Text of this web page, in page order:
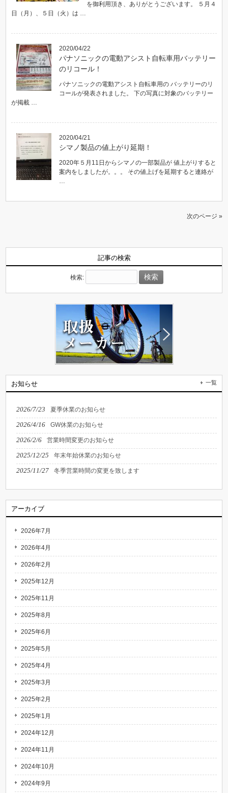
を御利用頂き、ありがとうございます。 ５月４
日（月）、５日（火）は …
2020/04/22
パナソニックの電動アシスト自転車用バッテリー
のリコール！
パナソニックの電動アシスト自転車用の バッテリーのリ
コールが発表されました。 下の写真に対象のバッテリー
が掲載 …
2020/04/21
シマノ製品の値上がり延期！
2020年５月11日からシマノの一部製品が 値上がりすると
案内をしましたが。。。 その値上げを延期すると連絡が
…
次のページ »
記事の検索
検索:
お知らせ 一覧
2026/7/23 夏季休業のお知らせ
2026/4/16 GW休業のお知らせ
2026/2/6 営業時間変更のお知らせ
2025/12/25 年末年始休業のお知らせ
2025/11/27 冬季営業時間の変更を致します
アーカイブ
2026年7月
2026年4月
2026年2月
2025年12月
2025年11月
2025年8月
2025年6月
2025年5月
2025年4月
2025年3月
2025年2月
2025年1月
2024年12月
2024年11月
2024年10月
2024年9月